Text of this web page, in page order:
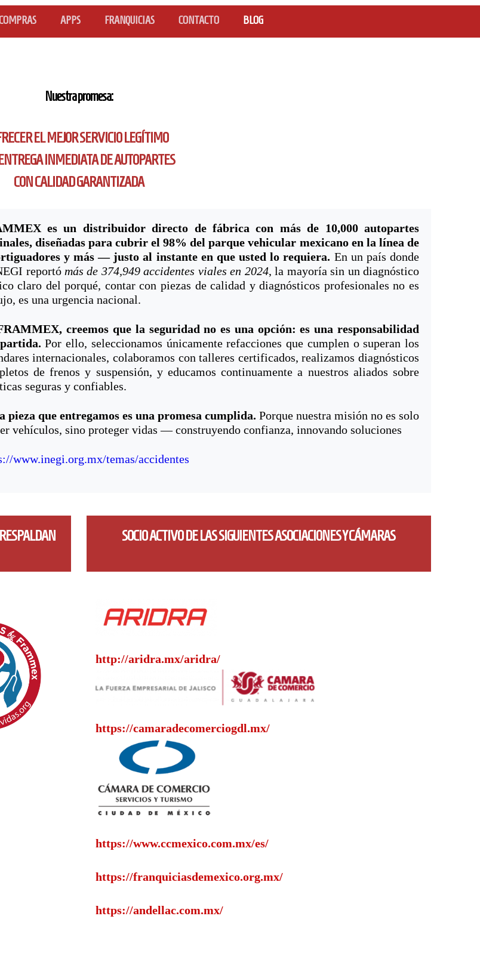
APPS FRANQUICIAS CONTACTO BLOG
Nuestra promesa:
EL MEJOR SERVICIO LEGÍTIMO
INMEDIATA DE AUTOPARTES
CON CALIDAD GARANTIZADA
es un distribuidor directo de fábrica con más de 10,000 autopartes
diseñadas para cubrir el 98% del parque vehicular mexicano en la línea de
y más — justo al instante en que usted lo requiera. En un país donde
reportó más de 374,949 accidentes viales en 2024, la mayoría sin un diagnóstico
claro del porqué, contar con piezas de calidad y diagnósticos profesionales no es
es una urgencia nacional.
creemos que la seguridad no es una opción: es una responsabilidad
Por ello, seleccionamos únicamente refacciones que cumplen o superan los
internacionales, colaboramos con talleres certificados, realizamos diagnósticos
de frenos y suspensión, y educamos continuamente a nuestros aliados sobre
seguras y confiables.
pieza que entregamos es una promesa cumplida. Porque nuestra misión no es solo
vehículos, sino proteger vidas — construyendo confianza, innovando soluciones
www.inegi.org.mx/temas/accidentes
SOCIO ACTIVO DE LAS SIGUIENTES ASOCIACIONES Y CÁMARAS
http://aridra.mx/aridra/
https://camaradecomerciogdl.mx/
https://www.ccmexico.com.mx/es/
https://franquiciasdemexico.org.mx/
https://andellac.com.mx/